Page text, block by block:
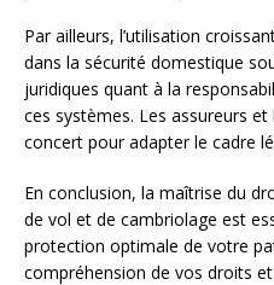
Par ailleurs, l’utilisation
dans la sécurité domestique
juridiques quant à la
ces systèmes. Les assureurs
concert pour adapter le cadre
En conclusion, la maîtrise du
de vol et de cambriolage est
protection optimale de votre
compréhension de vos droits